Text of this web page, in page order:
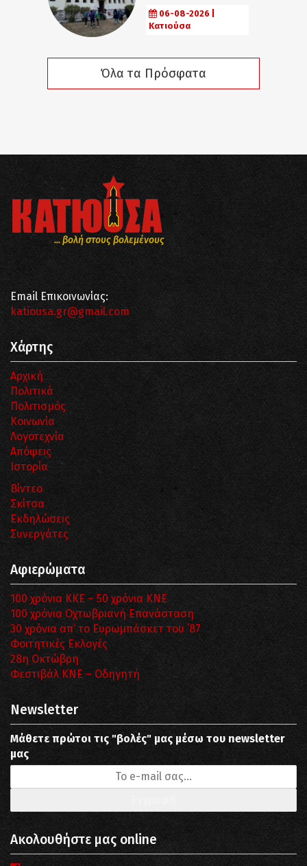
06-08-2026 |
Κατιούσα
Όλα τα Πρόσφατα
... βολή στους βολεμένους
Email Επικοινωνίας:
katiousa.gr@gmail.com
Χάρτης
Αρχική
Πολιτικά
Πολιτισμός
Κοινωνία
Λογοτεχνία
Απόψεις
Ιστορία
Βίντεο
Σκίτσα
Εκδηλώσεις
Συνεργάτες
Αφιερώματα
100 χρόνια ΚΚΕ – 50 χρόνια ΚΝΕ
100 χρόνια Οχτωβριανή Επανάσταση
30 χρόνια απ’ το Ευρωμπάσκετ του ΄87
Φοιτητικές Εκλογές
28η Οκτώβρη
Φεστιβάλ ΚΝΕ – Οδηγητή
Newsletter
Μάθετε πρώτοι τις "βολές" μας μέσω του newsletter
μας
Ακολουθήστε μας online